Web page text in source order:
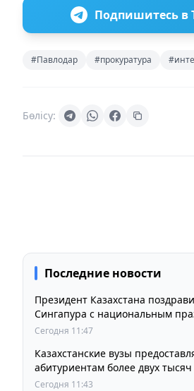
Подпишитесь в
#Павлодар #прокуратура
Бөлісу:
Последние новости
Президент Казахстана
Сингапура с национальным
Сегодня 11:47
Казахстанские вузы
абитуриентам более двух
образовательных грантов
Сегодня 11:43